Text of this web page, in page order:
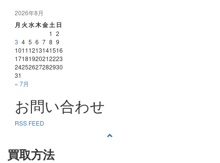
2026年8月
月 火水木金土 日
1 2
3 4 5 6 7 8 9
10111213141516
17181920212223
24252627282930
31
« 7月
お問い合わせ
RSS FEED
買取方法